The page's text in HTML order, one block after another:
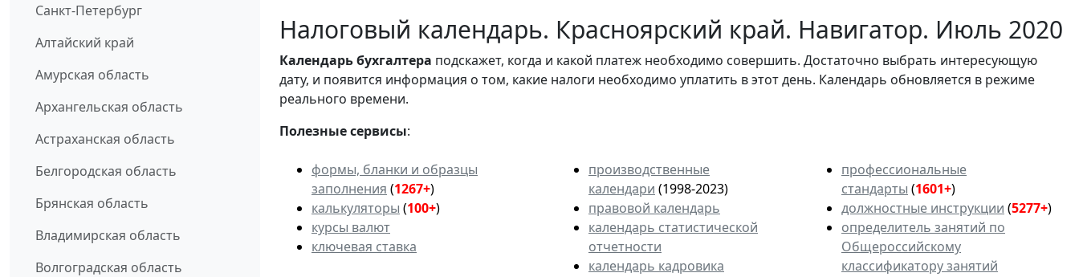
Санкт-Петербург
Алтайский край
Амурская область
Архангельская область
Астраханская область
Белгородская область
Брянская область
Владимирская область
Волгоградская область
Налоговый календарь. Красноярский край. Навигатор. Июль 2020
Календарьбухгалтера подскажет, когда и какой платеж необходимо совершить. Достаточно выбрать интересующую
дату, и появится информация о том, какие налоги необходимо уплатить в этот день. Календарь обновляется в режиме
реального времени.
Полезные сервисы:
формы, бланки и образцы
заполнения (1267+)
калькуляторы (100+)
курсы валют
ключевая ставка
производственные
календари (1998-2023)
правовой календарь
календарь статистической
отчетности
календарь кадровика
профессиональные
стандарты (1601+)
должностные инструкции (5277+)
определитель занятий по
Общероссийскому
классификатору занятий